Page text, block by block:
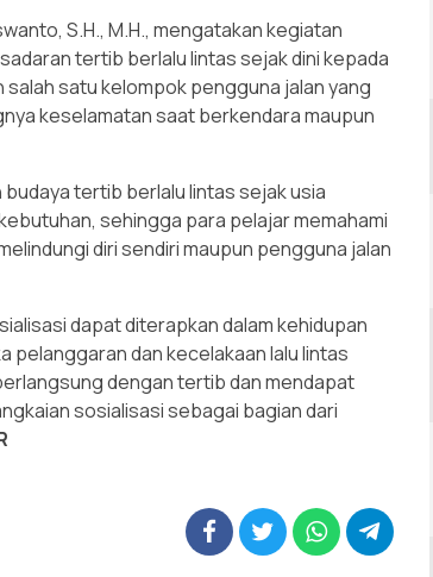
S.H., M.H., mengatakan kegiatan
tertib berlalu lintas sejak dini kepada
satu kelompok pengguna jalan yang
keselamatan saat berkendara maupun
budaya tertib berlalu lintas sejak usia
sehingga para pelajar memahami
diri sendiri maupun pengguna jalan
dapat diterapkan dalam kehidupan
pelanggaran dan kecelakaan lalu lintas
dengan tertib dan mendapat
sosialisasi sebagai bagian dari